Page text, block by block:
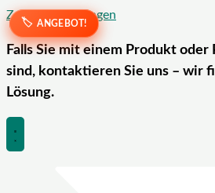
Zum Inhalt springen
Falls Sie mit einem Produkt
sind, kontaktieren Sie uns – wir
Lösung.
ANGEBOT!
ANGEBOT!